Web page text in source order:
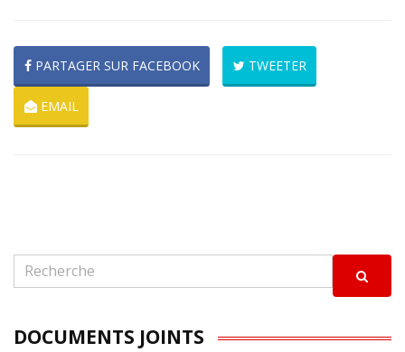
PARTAGER SUR FACEBOOK TWEETER
EMAIL
DOCUMENTS JOINTS